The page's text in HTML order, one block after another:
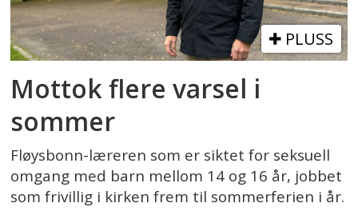
PLUSS
Mottok flere varsel i
sommer
Fløysbonn-læreren som er siktet for seksuell
omgang med barn mellom 14 og 16 år, jobbet
som frivillig i kirken frem til sommerferien i år.